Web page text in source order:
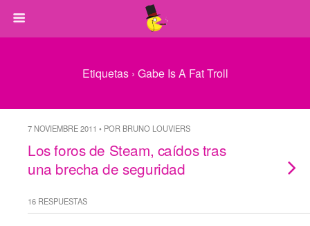
Etiquetas › Gabe Is A Fat Troll
7 NOVIEMBRE 2011 • POR BRUNO LOUVIERS
Los foros de Steam, caídos tras
una brecha de seguridad
16 RESPUESTAS